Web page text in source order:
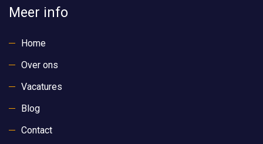
Meer info
Home
Over ons
Vacatures
Blog
Contact